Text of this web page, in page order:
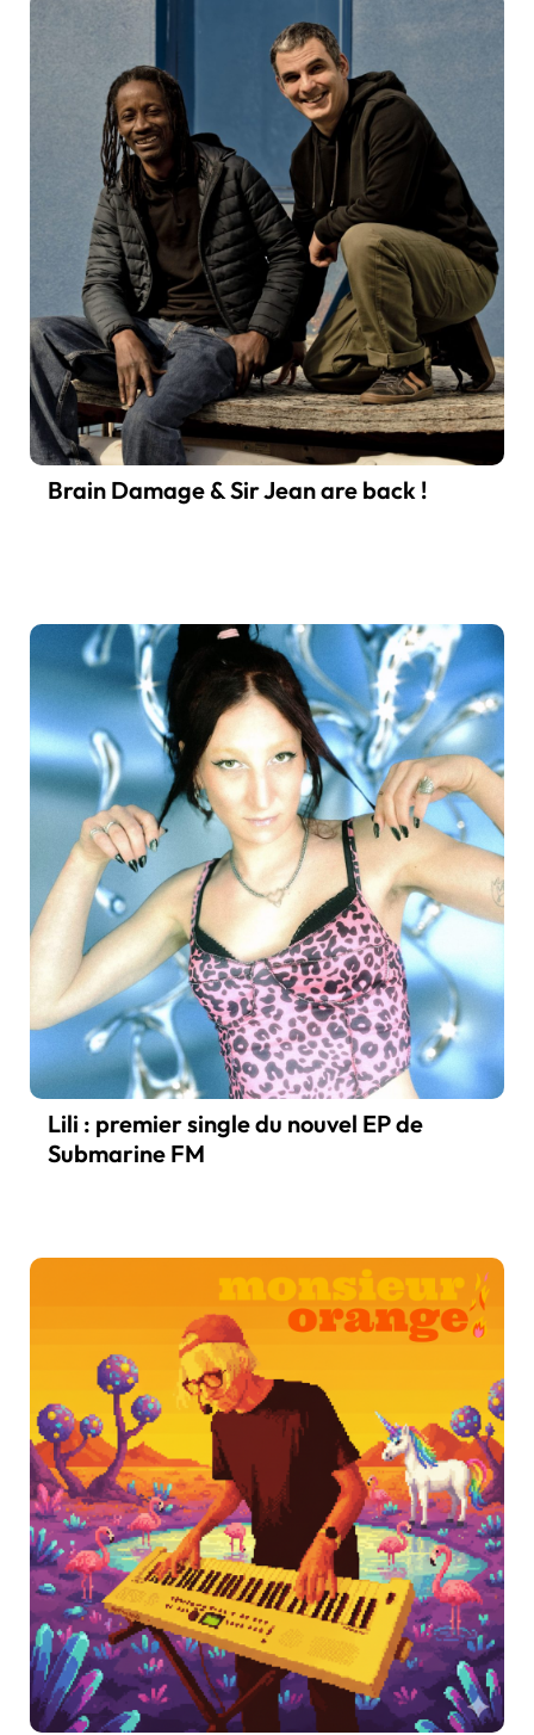
Brain Damage & Sir Jean are back !
Lili : premier single du nouvel EP de
Submarine FM